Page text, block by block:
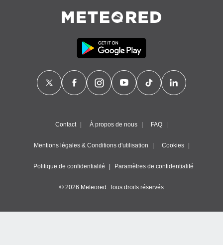
Contact À propos de nous FAQ
Mentions légales & Conditions d'utilisation Cookies
Politique de confidentialité Paramètres de confidentialité
© 2026 Meteored. Tous droits réservés